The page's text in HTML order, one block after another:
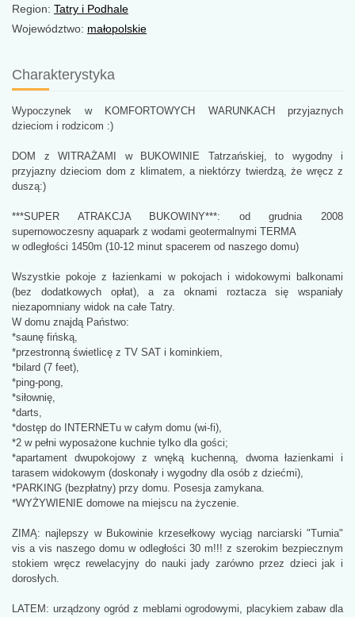
Region: Tatry i Podhale
Województwo: małopolskie
Charakterystyka
Wypoczynek w KOMFORTOWYCH WARUNKACH przyjaznych
dzieciom i rodzicom :)
DOM z WITRAŻAMI w BUKOWINIE Tatrzańskiej, to wygodny i
przyjazny dzieciom dom z klimatem, a niektórzy twierdzą, że wręcz z
duszą:)
***SUPER ATRAKCJA BUKOWINY***: od grudnia 2008
supernowoczesny aquapark z wodami geotermalnymi TERMA
w odległości 1450m (10-12 minut spacerem od naszego domu)
Wszystkie pokoje z łazienkami w pokojach i widokowymi balkonami
(bez dodatkowych opłat), a za oknami roztacza się wspaniały
niezapomniany widok na całe Tatry.
W domu znajdą Państwo:
*saunę fińską,
*przestronną świetlicę z TV SAT i kominkiem,
*bilard (7 feet),
*ping-pong,
*siłownię,
*darts,
*dostęp do INTERNETu w całym domu (wi-fi),
*2 w pełni wyposażone kuchnie tylko dla gości;
*apartament dwupokojowy z wnęką kuchenną, dwoma łazienkami i
tarasem widokowym (doskonały i wygodny dla osób z dziećmi),
*PARKING (bezpłatny) przy domu. Posesja zamykana.
*WYŻYWIENIE domowe na miejscu na życzenie.
ZIMĄ: najlepszy w Bukowinie krzesełkowy wyciąg narciarski "Turnia"
vis a vis naszego domu w odległości 30 m!!! z szerokim bezpiecznym
stokiem wręcz rewelacyjny do nauki jady zarówno przez dzieci jak i
dorosłych.
LATEM: urządzony ogród z meblami ogrodowymi, placykiem zabaw dla